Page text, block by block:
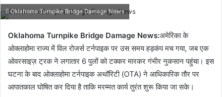
Oklahoma Turnpike Bridge Damage News
Oklahoma Turnpike Bridge Damage News:अमेरिका के
ओक्लाहोमा राज्य मेंविल रोजर्स टर्नपाइकपर उस समय हड़कंप मच गया, जब एक
ओवरसाइज़ ट्रक ने लगातार 6 पुलों को टक्कर मारकर गंभीर नुकसानपहुंचा। इस
घटना के बाद ओक्लाहोमा टर्नपाइक अथॉरिटी (OTA) ने आधिकारिक तौर पर
आपातकाल घोषितकर दिया है ताकि मरम्मत कार्य तुरंत शुरू किया जा सके।